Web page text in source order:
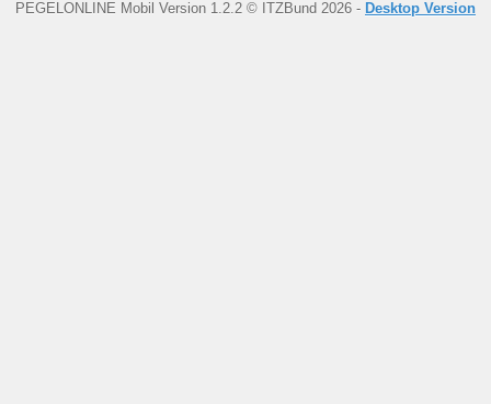
PEGELONLINE Mobil Version 1.2.2 © ITZBund 2026 - Desktop Version